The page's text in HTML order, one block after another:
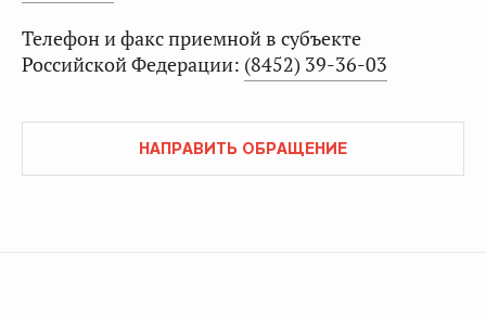
Телефон и факс приемной в субъекте
Российской Федерации: (8452) 39-36-03
НАПРАВИТЬ ОБРАЩЕНИЕ